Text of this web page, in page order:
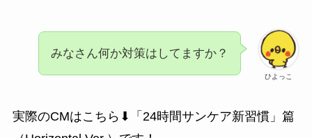
ひよっこ
みなさん何か対策はしてますか？
実際のCMはこちら⬇「24時間サンケア新習慣」篇